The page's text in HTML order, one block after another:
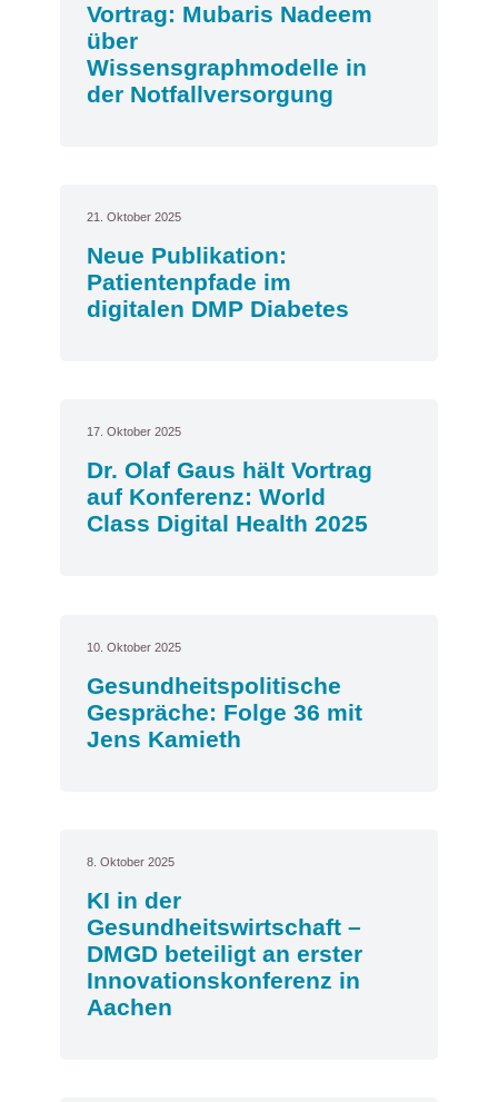
Vortrag: Mubaris Nadeem
über
Wissensgraphmodelle in
der Notfallversorgung
21. Oktober 2025
Neue Publikation:
Patientenpfade im
digitalen DMP Diabetes
17. Oktober 2025
Dr. Olaf Gaus hält Vortrag
auf Konferenz: World
Class Digital Health 2025
10. Oktober 2025
Gesundheitspolitische
Gespräche: Folge 36 mit
Jens Kamieth
8. Oktober 2025
KI in der
Gesundheitswirtschaft –
DMGD beteiligt an erster
Innovationskonferenz in
Aachen